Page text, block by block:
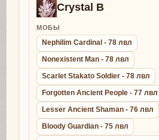
Crystal B
МОБЫ
Nephilim Cardinal - 78 лвл
Nonexistent Man - 78 лвл
Scarlet Stakato Soldier - 78 лвл
Forgotten Ancient People - 77 лвл
Lesser Ancient Shaman - 76 лвл
Bloody Guardian - 75 лвл